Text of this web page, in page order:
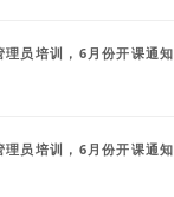
员培训，6月份开课通知
员培训，6月份开课通知